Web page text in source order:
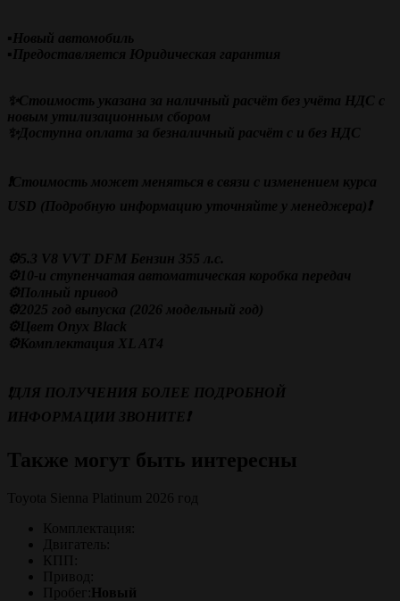
▪️Новый автомобиль
▪️Предоставляется Юридическая гарантия
✨Стоимость указана за наличный расчёт без учёта НДС c
новым утилизационным сбором
✨Доступна оплата за безналичный расчёт с и без НДС
❗️Стоимость может меняться в связи с изменением курса
USD (Подробную информацию уточняйте у менеджера)❗️
⚙️5.3 V8 VVT DFM Бензин 355 л.с.
⚙️10-и ступенчатая автоматическая коробка передач
⚙️Полный привод
⚙️2025 год выпуска (2026 модельный год)
⚙️Цвет Onyx Black
⚙️Комплектация XL AT4
❗️ДЛЯ ПОЛУЧЕНИЯ БОЛЕЕ ПОДРОБНОЙ
ИНФОРМАЦИИ ЗВОНИТЕ❗️
Также могут быть интересны
Toyota Sienna Platinum 2026 год
Комплектация:
Двигатель:
КПП:
Привод:
Пробег:
Новый